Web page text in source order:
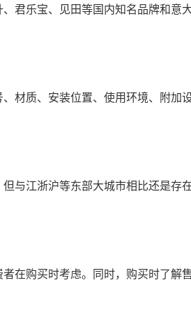
君乐宝、见田等国内知名品牌和意
材质、安装位置、使用环境、附加
与江浙沪等东部大城市相比还是存
在购买时考虑。同时，购买时了解